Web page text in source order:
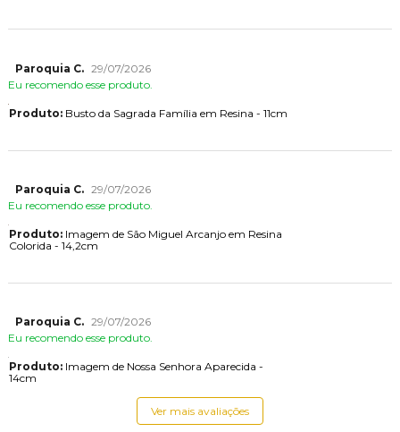
Paroquia C. 29/07/2026
Eu recomendo esse produto.
Produto:Busto da Sagrada Família em Resina - 11cm
Paroquia C. 29/07/2026
Eu recomendo esse produto.
Produto:Imagem de São Miguel Arcanjo em Resina
Colorida - 14,2cm
Paroquia C. 29/07/2026
Eu recomendo esse produto.
Produto:Imagem de Nossa Senhora Aparecida -
14cm
Ver mais avaliações